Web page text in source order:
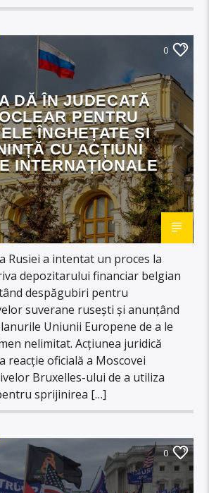
0
DĂ ÎN JUDECATĂ
PENTRU
ÎNGHEȚATE ȘI
CU ACȚIUNI
INTERNAȚIONALE
Rusiei a intentat un proces la
depozitarului financiar belgian
despăgubiri pentru
suverane rusești și anunțând
Uniunii Europene de a le
nelimitat. Acțiunea juridică
reacție oficială a Moscovei
Bruxelles-ului de a utiliza
sprijinirea […]
0